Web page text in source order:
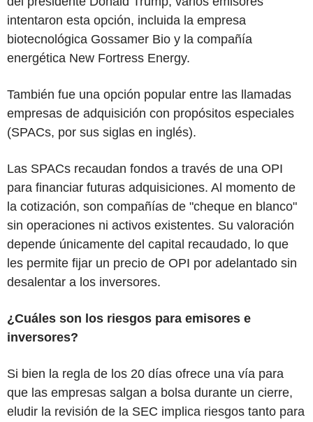
intentaron esta opción, incluida la empresa
biotecnológica Gossamer Bio y la compañía
energética New Fortress Energy.
También fue una opción popular entre las llamadas
empresas de adquisición con propósitos especiales
(SPACs, por sus siglas en inglés).
Las SPACs recaudan fondos a través de una OPI
para financiar futuras adquisiciones. Al momento de
la cotización, son compañías de "cheque en blanco"
sin operaciones ni activos existentes. Su valoración
depende únicamente del capital recaudado, lo que
les permite fijar un precio de OPI por adelantado sin
desalentar a los inversores.
¿Cuáles son los riesgos para emisores e
inversores?
Si bien la regla de los 20 días ofrece una vía para
que las empresas salgan a bolsa durante un cierre,
eludir la revisión de la SEC implica riesgos tanto para